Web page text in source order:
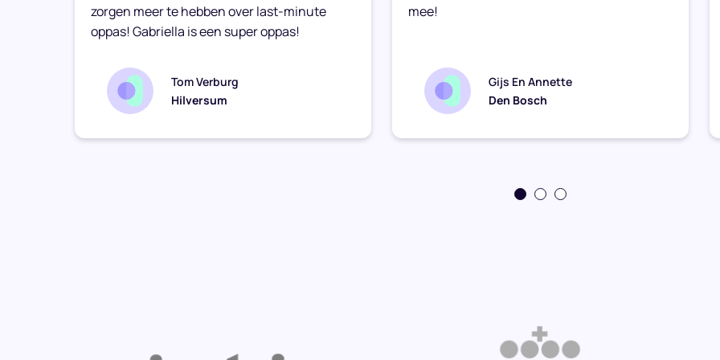
zorgen meer te hebben over last-minute
oppas! Gabriella is een super oppas!
Tom Verburg
Hilversum
mee!
Gijs En Annette
Den Bosch